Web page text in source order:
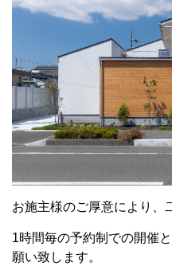
お施主様のご厚意により、
1時間毎の予約制での開催
願い致します。